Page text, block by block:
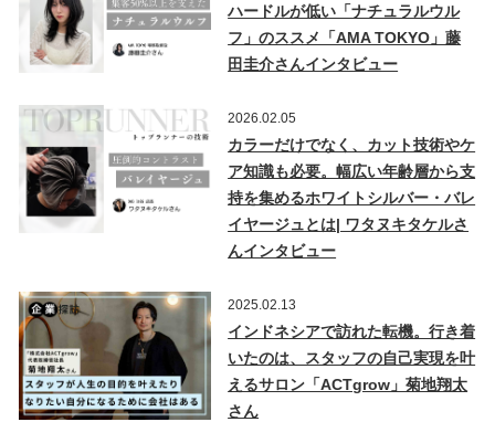
ハードルが低い「ナチュラルウル
フ」のススメ「AMA TOKYO」藤
田圭介さんインタビュー
2026.02.05
カラーだけでなく、カット技術やケ
ア知識も必要。幅広い年齢層から支
持を集めるホワイトシルバー・バレ
イヤージュとは| ワタヌキタケルさ
んインタビュー
2025.02.13
インドネシアで訪れた転機。行き着
いたのは、スタッフの自己実現を叶
えるサロン「ACTgrow」菊地翔太
さん